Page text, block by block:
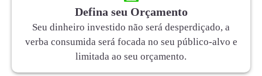
Defina seu Orçamento
Seu dinheiro investido não será desperdiçado, a
verba consumida será focada no seu público-alvo e
limitada ao seu orçamento.